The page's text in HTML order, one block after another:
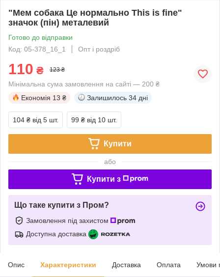
"Мем собака Це нормально This is fine"
значок (пін) металевий
Готово до відправки
Код: 05-378_16_1
Опт і роздріб
110 ₴ 123 ₴
Мінімальна сума замовлення на сайті — 200 ₴
Економія 13 ₴ Залишилось 34 дні
104 ₴ від 5 шт. 99 ₴ від 10 шт.
Купити
або
Купити з
Що таке купити з Пром?
Замовлення під захистом
Доступна доставка
Опис Характеристики Доставка Оплата Умови